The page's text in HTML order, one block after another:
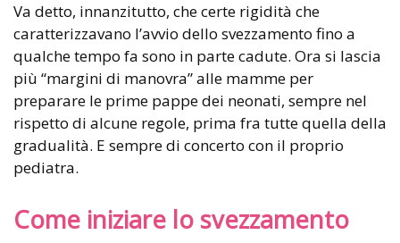
Va detto, innanzitutto, che certe rigidità che
caratterizzavano l’avvio dello svezzamento fino a
qualche tempo fa sono in parte cadute. Ora si lascia
più “margini di manovra” alle mamme per
preparare le prime pappe dei neonati, sempre nel
rispetto di alcune regole, prima fra tutte quella della
gradualità. E sempre di concerto con il proprio
pediatra.
Come iniziare lo svezzamento